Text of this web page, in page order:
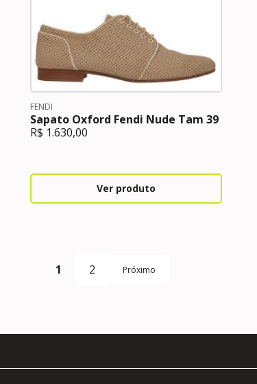
FENDI
Sapato Oxford Fendi Nude Tam 39
R$ 1.630,00
Ver produto
1 2 Próximo